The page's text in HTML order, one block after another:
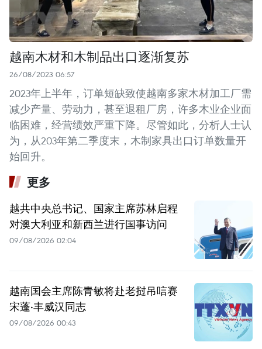
越南木材和木制品出口逐渐复苏
26/08/2023 06:57
2023年上半年，订单短缺致使越南多家木材加工厂需
减少产量、劳动力，甚至退租厂房，许多木业企业面
临困难，经营绩效严重下降。尽管如此，分析人士认
为，从203年第二季度末，木制家具出口订单数量开
始回升。
更多
越共中央总书记、国家主席苏林启程
对澳大利亚和新西兰进行国事访问
09/08/2026 02:04
越南国会主席陈青敏将赴老挝吊唁赛
宋蓬·丰威汉同志
09/08/2026 00:43